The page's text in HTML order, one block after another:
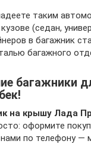
таким
(седан,
в багажник
багажного
багажники
на крышу Лада
оформите
по телефону —